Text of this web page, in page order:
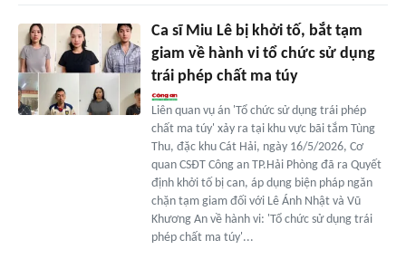
Ca sĩ Miu Lê bị khởi tố, bắt tạm
giam về hành vi tổ chức sử dụng
trái phép chất ma túy
Liên quan vụ án 'Tổ chức sử dụng trái phép
chất ma túy' xảy ra tại khu vực bãi tắm Tùng
Thu, đặc khu Cát Hải, ngày 16/5/2026, Cơ
quan CSĐT Công an TP.Hải Phòng đã ra Quyết
định khởi tố bị can, áp dụng biện pháp ngăn
chặn tạm giam đối với Lê Ánh Nhật và Vũ
Khương An về hành vi: 'Tổ chức sử dụng trái
phép chất ma túy'...